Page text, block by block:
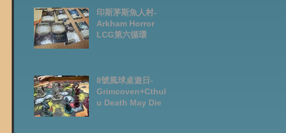
印斯茅斯魚人村-
Arkham Horror
LCG第六循環
8號風球桌遊日-
Grimcoven+Cthulh
u Death May Die